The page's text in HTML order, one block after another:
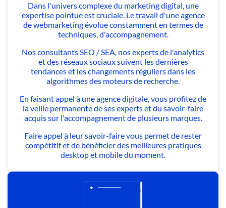
Dans l'univers complexe du marketing digital, une
expertise pointue est cruciale. Le travail d'une agence
de webmarketing évolue constamment en termes de
techniques, d'accompagnement.
Nos consultants SEO / SEA, nos experts de l'analytics
et des réseaux sociaux suivent les dernières
tendances et les changements réguliers dans les
algorithmes des moteurs de recherche.
En faisant appel à une agence digitale, vous profitez de
la veille permanente de ses experts et du savoir-faire
acquis sur l'accompagnement de plusieurs marques.
Faire appel à leur savoir-faire vous permet de rester
compétitif et de bénéficier des meilleures pratiques
desktop et mobile du moment.